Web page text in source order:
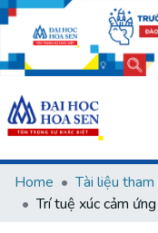
Communities &
All of DSpace
Home Tài liệu